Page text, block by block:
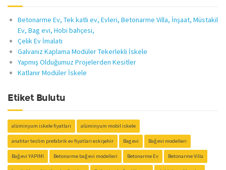
Betonarme Ev, Tek katlı ev, Evleri, Betonarme Villa, İnşaat, Müstakil
Ev, Bag evi, Hobi bahçesi,
Çelik Ev İmalatı
Galvaniz Kaplama Modüler Tekerlekli İskele
Yapmış Olduğumuz Projelerden Kesitler
Katlanır Modüler İskele
Etiket Bulutu
alüminyum iskele fiyatları alüminyum mobil iskele
anahtar teslim prefabrik ev fiyatlari eskişehir Bag evi Bağ evi modelleri
Bağ evi YAPIMI Betonarme bağ evi modelleri Betonarme Ev Betonarme Villa